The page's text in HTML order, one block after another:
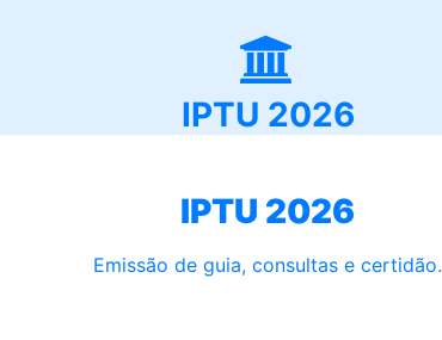
IPTU 2026
IPTU 2026
Emissão de guia, consultas e certidão.